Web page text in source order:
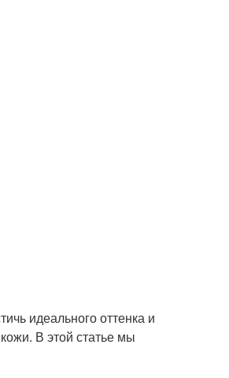
идеального оттенка и
В этой статье мы